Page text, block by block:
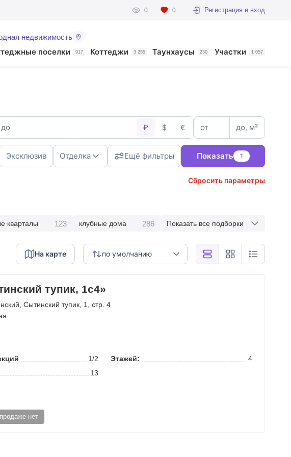
0 0 Регистрация и вход
недвижимость
поселки 917 Коттеджи 3 255 Таунхаусы 230 Участки 1 057
до ₽ $ € от до, м²
Эксклюзив Отделка Ещё фильтры Показать 1
Сбросить параметры
кварталы 123 клубные дома 286 Показать все подборки
по умолчанию
На карте
тупик, 1с4»
Сытинский тупик , 1, стр. 4
1/2 Этажей:
4
13
нет